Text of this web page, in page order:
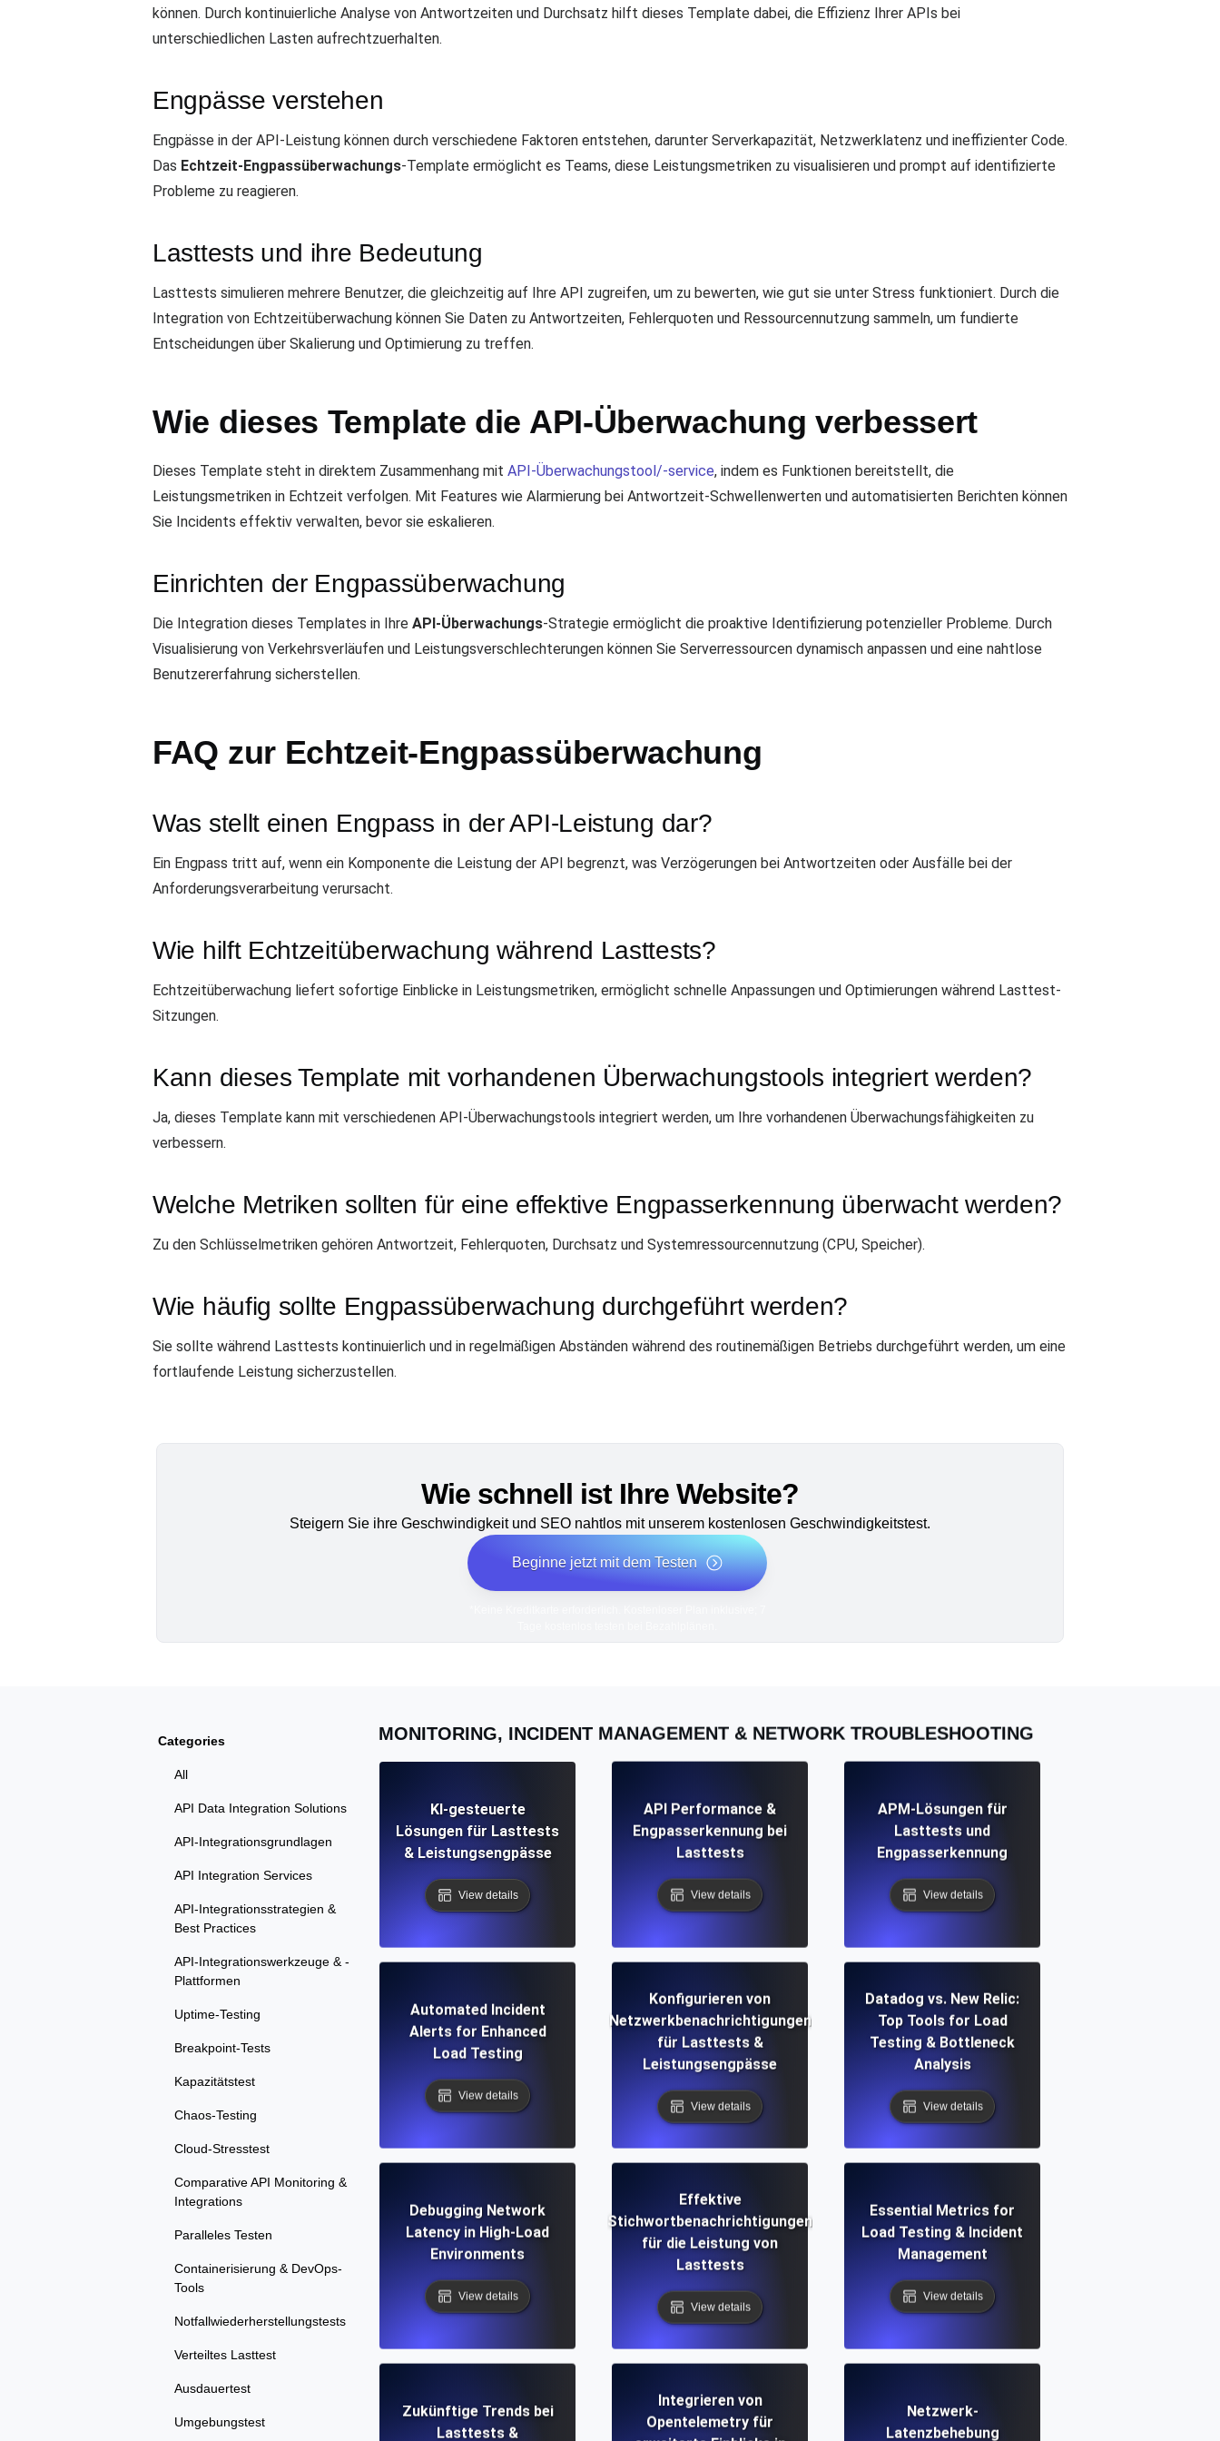
können. Durch kontinuierliche Analyse von Antwortzeiten und Durchsatz hilft dieses Template dabei, die Effizienz Ihrer APIs bei
unterschiedlichen Lasten aufrechtzuerhalten.
Engpässe verstehen
Engpässe in der API-Leistung können durch verschiedene Faktoren entstehen, darunter Serverkapazität, Netzwerklatenz und ineffizienter Code.
Das Echtzeit-Engpassüberwachungs-Template ermöglicht es Teams, diese Leistungsmetriken zu visualisieren und prompt auf identifizierte
Probleme zu reagieren.
Lasttests und ihre Bedeutung
Lasttests simulieren mehrere Benutzer, die gleichzeitig auf Ihre API zugreifen, um zu bewerten, wie gut sie unter Stress funktioniert. Durch die
Integration von Echtzeitüberwachung können Sie Daten zu Antwortzeiten, Fehlerquoten und Ressourcennutzung sammeln, um fundierte
Entscheidungen über Skalierung und Optimierung zu treffen.
Wie dieses Template die API-Überwachung verbessert
Dieses Template steht in direktem Zusammenhang mit API-Überwachungstool/-service, indem es Funktionen bereitstellt, die
Leistungsmetriken in Echtzeit verfolgen. Mit Features wie Alarmierung bei Antwortzeit-Schwellenwerten und automatisierten Berichten können
Sie Incidents effektiv verwalten, bevor sie eskalieren.
Einrichten der Engpassüberwachung
Die Integration dieses Templates in Ihre API-Überwachungs-Strategie ermöglicht die proaktive Identifizierung potenzieller Probleme. Durch
Visualisierung von Verkehrsverläufen und Leistungsverschlechterungen können Sie Serverressourcen dynamisch anpassen und eine nahtlose
Benutzererfahrung sicherstellen.
FAQ zur Echtzeit-Engpassüberwachung
Was stellt einen Engpass in der API-Leistung dar?
Ein Engpass tritt auf, wenn ein Komponente die Leistung der API begrenzt, was Verzögerungen bei Antwortzeiten oder Ausfälle bei der
Anforderungsverarbeitung verursacht.
Wie hilft Echtzeitüberwachung während Lasttests?
Echtzeitüberwachung liefert sofortige Einblicke in Leistungsmetriken, ermöglicht schnelle Anpassungen und Optimierungen während Lasttest-
Sitzungen.
Kann dieses Template mit vorhandenen Überwachungstools integriert werden?
Ja, dieses Template kann mit verschiedenen API-Überwachungstools integriert werden, um Ihre vorhandenen Überwachungsfähigkeiten zu
verbessern.
Welche Metriken sollten für eine effektive Engpasserkennung überwacht werden?
Zu den Schlüsselmetriken gehören Antwortzeit, Fehlerquoten, Durchsatz und Systemressourcennutzung (CPU, Speicher).
Wie häufig sollte Engpassüberwachung durchgeführt werden?
Sie sollte während Lasttests kontinuierlich und in regelmäßigen Abständen während des routinemäßigen Betriebs durchgeführt werden, um eine
fortlaufende Leistung sicherzustellen.
Wie schnell ist Ihre Website?
Steigern Sie ihre Geschwindigkeit und SEO nahtlos mit unserem kostenlosen Geschwindigkeitstest.
Beginne jetzt mit dem Testen
Categories
All
API Data Integration Solutions
API-Integrationsgrundlagen
API Integration Services
API-Integrationsstrategien &
Best Practices
API-Integrationswerkzeuge & -
Plattformen
Uptime-Testing
Breakpoint-Tests
Kapazitätstest
Chaos-Testing
Cloud-Stresstest
Comparative API Monitoring &
Integrations
Paralleles Testen
Containerisierung & DevOps-
Tools
Notfallwiederherstellungstests
Verteiltes Lasttest
Ausdauertest
Umgebungstest
MONITORING, INCIDENT MANAGEMENT & NETWORK TROUBLESHOOTING
KI-gesteuerte
Lösungen für Lasttests
& Leistungsengpässe
View details
API Performance &
Engpasserkennung bei
Lasttests
View details
APM-Lösungen für
Lasttests und
Engpasserkennung
View details
Automated Incident
Alerts for Enhanced
Load Testing
View details
Konfigurieren von
Netzwerkbenachrichtigungen
für Lasttests &
Leistungsengpässe
View details
Datadog vs. New Relic:
Top Tools for Load
Testing & Bottleneck
Analysis
View details
Debugging Network
Latency in High-Load
Environments
View details
Effektive
Stichwortbenachrichtigungen
für die Leistung von
Lasttests
View details
Essential Metrics for
Load Testing & Incident
Management
View details
Zukünftige Trends bei
Lasttests &
Integrieren von
Opentelemetry für
Netzwerk-
Latenzbehebung